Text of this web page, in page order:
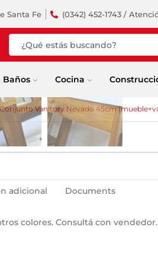
Santa Fe (0342) 452-1743 /
Baños Cocina
Conjunto Vanitory Nevado 45cm
adicional Documents
colores. Consultá con vendedor.